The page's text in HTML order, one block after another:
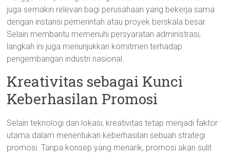
juga semakin relevan bagi perusahaan yang bekerja sama
dengan instansi pemerintah atau proyek berskala besar.
Selain membantu memenuhi persyaratan administrasi,
langkah ini juga menunjukkan komitmen terhadap
pengembangan industri nasional.
Kreativitas sebagai Kunci
Keberhasilan Promosi
Selain teknologi dan lokasi, kreativitas tetap menjadi faktor
utama dalam menentukan keberhasilan sebuah strategi
promosi. Tanpa konsep yang menarik, promosi akan sulit